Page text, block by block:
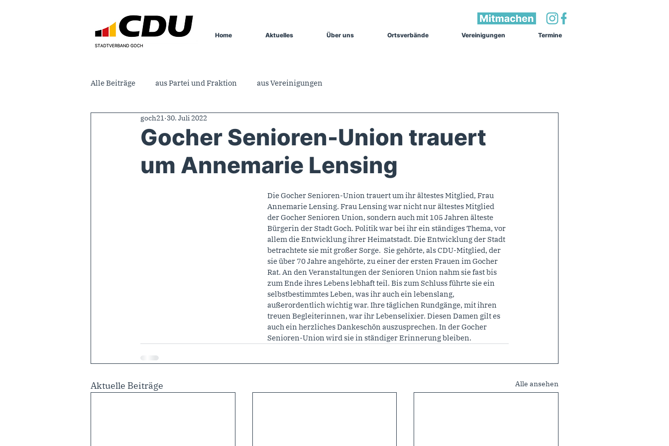
Home Aktuelles Über uns Ortsverbände Vereinigungen Termine
Alle Beiträge aus Partei und Fraktion aus Vereinigungen
Gocher Senioren-Union trauert
um Annemarie Lensing
goch21 30. Juli 2022
Die Gocher Senioren-Union trauert um ihr ältestes Mitglied, Frau
Annemarie Lensing. Frau Lensing war nicht nur ältestes Mitglied
der Gocher Senioren Union, sondern auch mit 105 Jahren älteste
Bürgerin der Stadt Goch. Politik war bei ihr ein ständiges Thema, vor
allem die Entwicklung ihrer Heimatstadt. Die Entwicklung der Stadt
betrachtete sie mit großer Sorge.  Sie gehörte, als CDU-Mitglied, der
sie über 70 Jahre angehörte, zu einer der ersten Frauen im Gocher
Rat. An den Veranstaltungen der Senioren Union nahm sie fast bis
zum Ende ihres Lebens lebhaft teil. Bis zum Schluss führte sie ein
selbstbestimmtes Leben, was ihr auch ein lebenslang,
außerordentlich wichtig war. Ihre täglichen Rundgänge, mit ihren
treuen Begleiterinnen, war ihr Lebenselixier. Diesen Damen gilt es
auch ein herzliches Dankeschön auszusprechen. In der Gocher
Senioren-Union wird sie in ständiger Erinnerung bleiben.
Aktuelle Beiträge Alle ansehen